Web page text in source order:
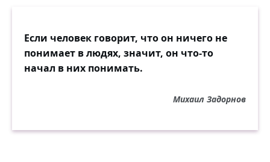
Если человек говорит, что он ничего не
понимает в людях, значит, он что-то
начал в них понимать.
Михаил Задорнов